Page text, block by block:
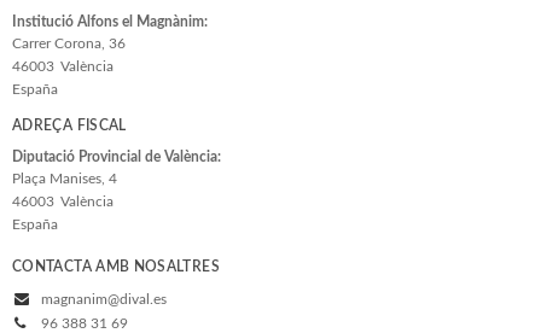
Flora i Fauna
Veure-les totes... (33)
Adés & Ara
Antologies
Arquitectura y Urbanismo
Arxius i Documents
Institució Alfons el Magnànim:
Carrer Corona, 36
46003 València
España
ADREÇA FISCAL
Diputació Provincial de València:
Plaça Manises, 4
46003 València
España
CONTACTA AMB NOSALTRES
magnanim@dival.es
96 388 31 69